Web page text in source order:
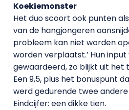
Koekiemonster
Het duo scoort ook punten
van de hangjongeren
probleem kan niet worden
worden verplaatst.’ Hun
gewaardeerd, zo blijkt uit het
Een 9,5, plus het bonuspunt
werd gedurende twee
Eindcijfer: een dikke tien.